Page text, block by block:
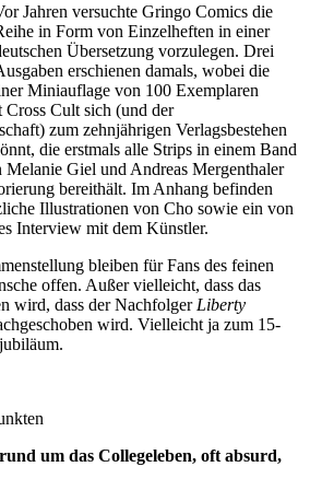
Jahren versuchte Gringo Comics die
in Form von Einzelheften in einer
Übersetzung vorzulegen. Drei
erschienen damals, wobei die
Miniauflage von 100 Exemplaren
Cross Cult sich (und der
zum zehnjährigen Verlagsbestehen
die erstmals alle Strips in einem Band
Melanie Giel und Andreas Mergenthaler
bereithält. Im Anhang befinden
Illustrationen von Cho sowie ein von
Interview mit dem Künstler.
bleiben für Fans des feinen
offen. Außer vielleicht, dass das
wird, dass der Nachfolger Liberty
wird. Vielleicht ja zum 15-
um das Collegeleben, oft absurd,